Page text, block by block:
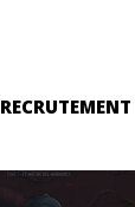
RECRUTEMENT